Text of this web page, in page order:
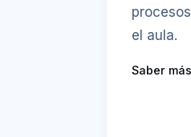
el aula.
Saber más